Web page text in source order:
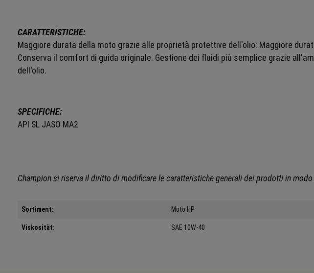
CARATTERISTICHE:
Maggiore durata della moto grazie alle proprietà protettive dell'olio: Maggiore
Conserva il comfort di guida originale. Gestione dei fluidi più semplice grazie
dell'olio.
SPECIFICHE:
API SL JASO MA2
Championsi riserva il diritto di modificare le caratteristiche generali dei prodotti in
Sortiment: Moto HP
Viskosität: SAE 10W-40